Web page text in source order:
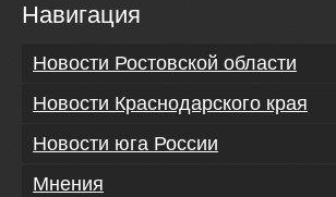
Навигация
Новости Ростовской области
Новости Краснодарского края
Новости юга России
Мнения